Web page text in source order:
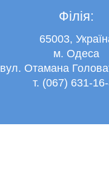
Філія:
65003,
м. Одеса
вул. Отамана
т. (067) 631-